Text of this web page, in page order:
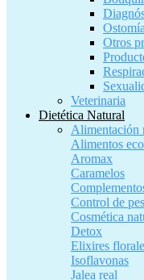
Otros
Veterinaria
Dietética Natural
Alimentación
Alimentos
Aromax
Caramelos
Control de
Cosmética
Detox
Elixires
Isoflavonas
Jalea real